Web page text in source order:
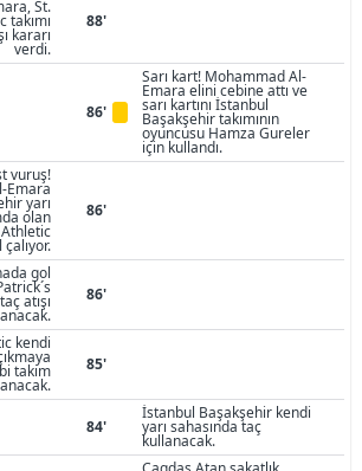
St.
takımı
kararı
verdi.
88'
86'
Sarı kart! Mohammad Al-
Emara elini cebine attı ve
sarı kartını İstanbul
Başakşehir takımının
oyuncusu Hamza Gureler
için kullandı.
vuruş!
Emara
yarı
olan
Athletic
86'
gol
atışı 86'
kendi
takım 85'
84'
İstanbul Başakşehir kendi
yarı sahasında taç
kullanacak.